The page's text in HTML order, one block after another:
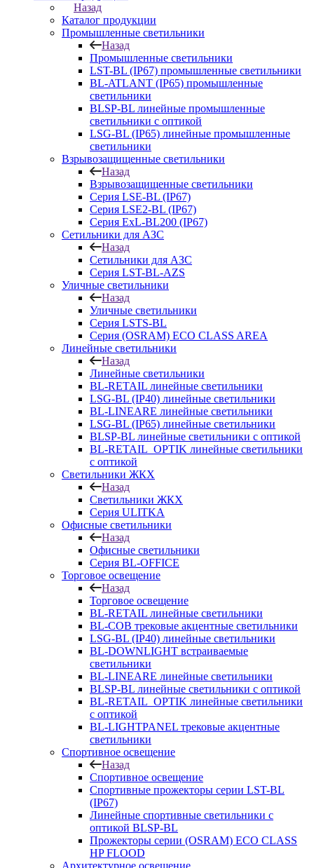
Назад
Каталог продукции
Промышленные светильники
Назад
Промышленные светильники
LST-BL (IP67) промышленные светильники
BL-ATLANT (IP65) промышленные
светильники
BLSP-BL линейные промышленные
светильники с оптикой
LSG-BL (IP65) линейные промышленные
светильники
Взрывозащищенные светильники
Назад
Взрывозащищенные светильники
Серия LSE-BL (IP67)
Серия LSE2-BL (IP67)
Серия ExL-BL200 (IP67)
Сетильники для АЗС
Назад
Сетильники для АЗС
Серия LST-BL-AZS
Уличные светильники
Назад
Уличные светильники
Серия LSTS-BL
Серия (ОSRAM) ECO CLASS AREA
Линейные светильники
Назад
Линейные светильники
BL-RETAIL линейные светильники
LSG-BL (IP40) линейные светильники
BL-LINEARE линейные светильники
LSG-BL (IP65) линейные светильники
BLSP-BL линейные светильники с оптикой
BL-RETAIL_OPTIK линейные светильники
с оптикой
Светильники ЖКХ
Назад
Светильники ЖКХ
Серия ULITKA
Офисные светильники
Назад
Офисные светильники
Серия BL-OFFICE
Торговое освещение
Назад
Торговое освещение
BL-RETAIL линейные светильники
BL-COB трековые акцентные светильники
LSG-BL (IP40) линейные светильники
BL-DOWNLIGHT встраиваемые
светильники
BL-LINEARE линейные светильники
BLSP-BL линейные светильники с оптикой
BL-RETAIL_OPTIK линейные светильники
с оптикой
BL-LIGHTPANEL трековые акцентные
светильники
Спортивное освещение
Назад
Спортивное освещение
Спортивные прожекторы серии LST-BL
(IP67)
Линейные спортивные светильники с
оптикой BLSP-BL
Прожекторы серии (OSRAM) ECO CLASS
HP FLOOD
Архитектурное освещение